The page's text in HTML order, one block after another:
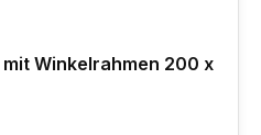
mit Winkelrahmen 200 x